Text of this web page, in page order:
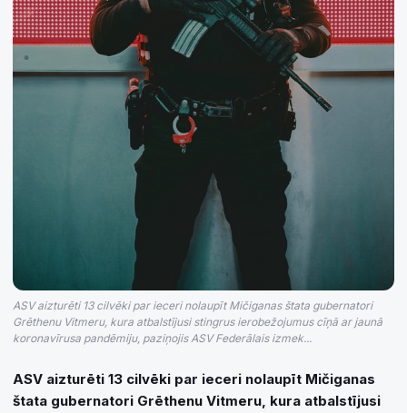
ASV aizturēti 13 cilvēki par ieceri nolaupīt Mičiganas štata gubernatori
Grēthenu Vitmeru, kura atbalstījusi stingrus ierobežojumus cīņā ar jaunā
koronavīrusa pandēmiju, paziņojis ASV Federālais izmek...
ASV aizturēti 13 cilvēki par ieceri nolaupīt Mičiganas
štata gubernatori Grēthenu Vitmeru, kura atbalstījusi